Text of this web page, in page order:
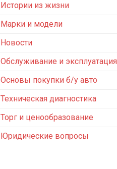
Истории из жизни
Марки и модели
Новости
Обслуживание и эксплуатация
Основы покупки б/у авто
Техническая диагностика
Торг и ценообразование
Юридические вопросы